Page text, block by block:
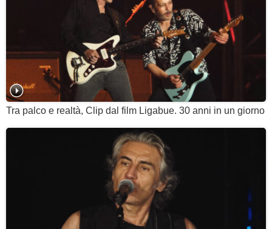
Tra palco e realtà, Clip dal film Ligabue. 30 anni in un giorno